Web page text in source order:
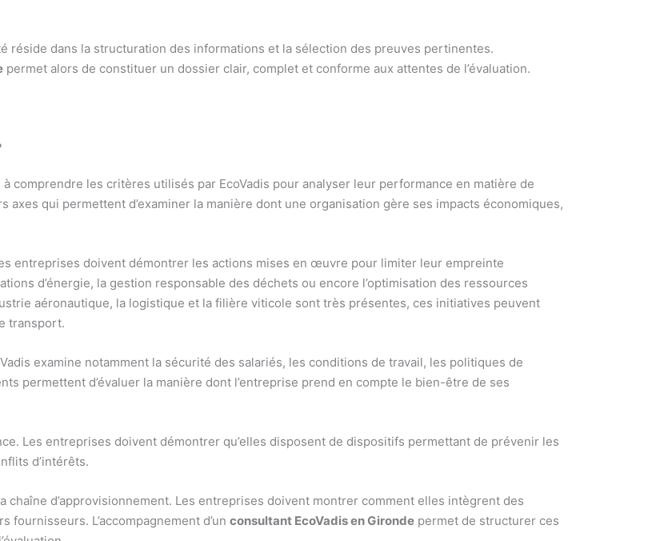
réside dans la structuration des informations et la sélection des preuves pertinentes.
permet alors de constituer un dossier clair, complet et conforme aux attentes de l’évaluation.
comprendre les critères utilisés par EcoVadis pour analyser leur performance en matière de
axes qui permettent d’examiner la manière dont une organisation gère ses impacts économiques,
entreprises doivent démontrer les actions mises en œuvre pour limiter leur empreinte
d’énergie, la gestion responsable des déchets ou encore l’optimisation des ressources
aéronautique, la logistique et la filière viticole sont très présentes, ces initiatives peuvent
transport.
examine notamment la sécurité des salariés, les conditions de travail, les politiques de
permettent d’évaluer la manière dont l’entreprise prend en compte le bien-être de ses
Les entreprises doivent démontrer qu’elles disposent de dispositifs permettant de prévenir les
d’intérêts.
chaîne d’approvisionnement. Les entreprises doivent montrer comment elles intègrent des
L’accompagnement d’unconsultant EcoVadis en Gironde permet de structurer ces